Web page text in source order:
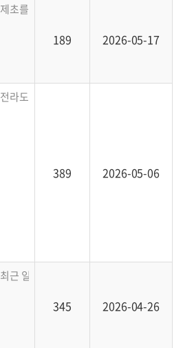
제초를 목적으로 동물을 사육하는 이야기
189 2026-05-17
전라도 지역에서 오래도록 이어온 '판엽계
389 2026-05-06
최근 일본의 조사에 의하면 흔히 볼 수 있
345 2026-04-26